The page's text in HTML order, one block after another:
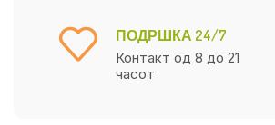
ПОДРШКА 24/7
Контакт од 8 до 21
часот